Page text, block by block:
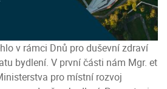
v rámci Dnů pro duševní zdraví
bydlení. V první části nám Mgr. et
pro místní rozvoj